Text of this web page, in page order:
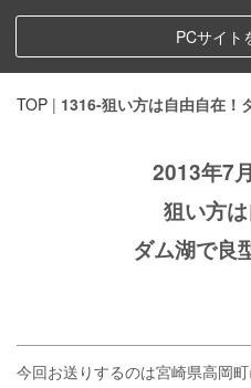
PCサイト
TOP | 1316-狙い方は自由自在！
2013年7
狙い方
ダム湖で良
今回お送りするのは宮崎県高岡